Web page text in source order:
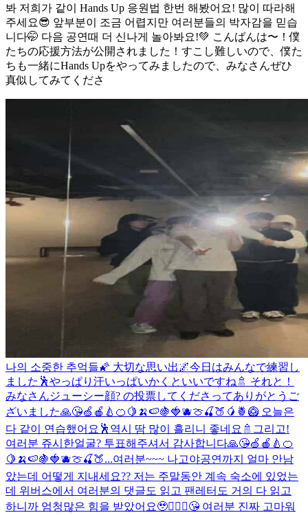
봐 저희가 같이 Hands Up 응원법 한번 해봤어요! 많이 따라해
주세요😎 앞부분이 조금 어렵지만 여러분들의 박자감을 믿습
니다🤭 다음 공연때 더 신나게 놀아봐요!💚 こんばんは〜！僕
たちの応援方法が公開されました！すこし難しいので、僕た
ちも一緒にHands Upをやってみましたので、みなさんぜひ
真似してみてくださ
나의 소중한 추억들🌠 大切な思い出🌌今日はみんなで練習し
ました🕺やっぱり汗いっぱいかくといいですね🚿 それと！
みなさんジューシー顔? の投票してくださってありがとうご
ざいました🙏😘🍏🍎🍐🍊🍋🍌🍉🍇🍓🫐🍈🍒🍑🥭🍍🥝 오늘은
다 같이 연습했어요🕺역시 땀 많이 흘리니 좋네요🚿그리고!
여러분 쥬시한얼굴? 투표해주셔서 감사합니다🙏😘🍏🍎🍐🍊
🍋🍌🍉🍇🍓🫐🍈🍒🍑...여러분~~~ 나고야공연까지 얼마 안남
았는데 어떻게 지내세요?? 저는 주말동안 계속 숙소에 있었는
데 위버스에서 여러분의 댓글도 읽고 팬레터도 거의 다 읽고
하니까 엄청많은 힘을 받았어요🥹🙇🏻‍♂️😘 여러분 진짜 고마워